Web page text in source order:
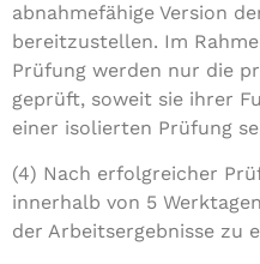
abnahmefähige Version
bereitzustellen. Im
Prüfung werden nur die
geprüft, soweit sie ihrer
einer isolierten Prüfung
(4) Nach erfolgreicher
innerhalb von 5
der Arbeitsergebnisse zu